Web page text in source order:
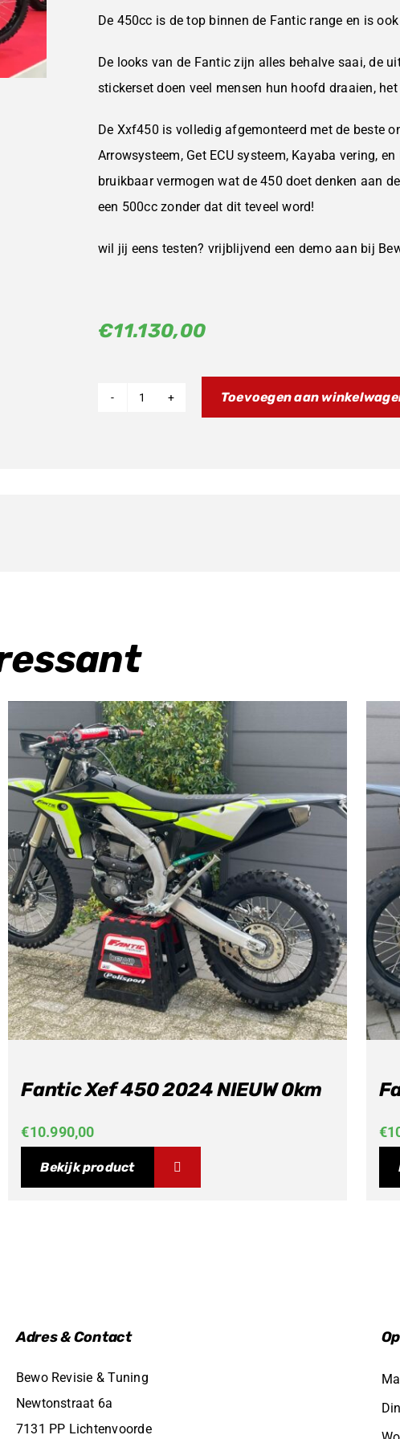
De 450cc is de top binnen de Fantic range en is
De looks van de Fantic zijn alles behalve saai, de
stickerset doen veel mensen hun hoofd draaien,
De Xxf450 is volledig afgemonteerd met de beste
Arrowsysteem, Get ECU systeem, Kayaba vering,
bruikbaar vermogen wat de 450 doet denken aan
een 500cc zonder dat dit teveel word!
wil jij eens testen? vrijblijvend een demo aan bij
€11.130,00
Toevoegen aan
Fantic Xef 450 2024 NIEUW 0km
€10.990,00
Bekijk product
€
Adres & Contact
Bewo Revisie & Tuning
Newtonstraat 6a
7131 PP Lichtenvoorde